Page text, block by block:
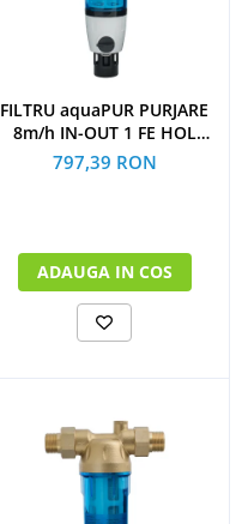
FILTRU aquaPUR PURJARE
8m/h IN-OUT 1 FE HOL
CARTUS INOX 90 microni
797,39 RON
ADAUGA IN COS